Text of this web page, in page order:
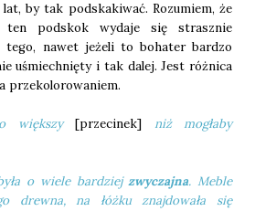
by tak podskakiwać. Rozumiem, że
ten podskok wydaje się strasznie
tego, nawet jeżeli to bohater bardzo
uśmiechnięty i tak dalej. Jest różnica
przekolorowaniem.
większy [przecinek] niż mogłaby
o wiele bardziejzwyczajna. Meble
drewna, na łóżku znajdowała się